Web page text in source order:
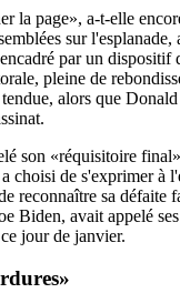
la page», a-t-elle
sur
par un dispositif
pleine de
alors que
son «réquisitoire
choisi de s'exprimer à
reconnaître sa défaite
Biden, avait appelé
jour de janvier.